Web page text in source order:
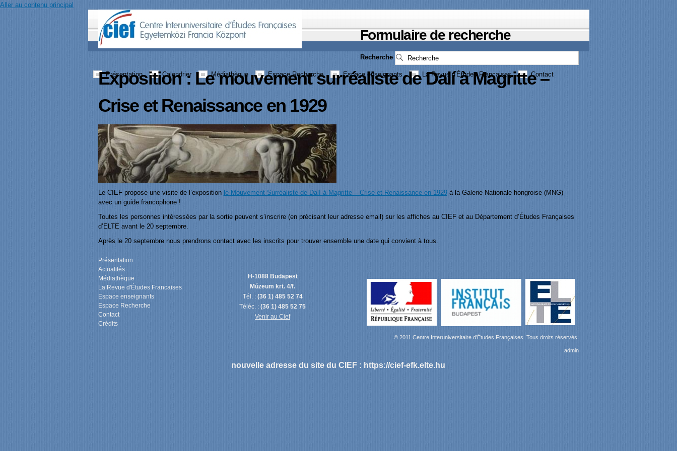
Aller au contenu principal
Formulaire de recherche
Recherche
Présentation Calendrier Médiathèque Espace Recherche Espace enseignants La Revue d'Études Francaises Contact
Exposition : Le mouvement surréaliste de Dalí à Magritte –
Crise et Renaissance en 1929
Le CIEF propose une visite de l’exposition le Mouvement Surréaliste de Dalí à Magritte – Crise et Renaissance en 1929à la Galerie Nationale hongroise (MNG)
avec un guide francophone !
Toutes les personnes intéressées par la sortie peuvent s’inscrire (en précisant leur adresse email) sur les affiches au CIEF et au Département d’Études Françaises
d’ELTE avant le 20 septembre.
Après le 20 septembre nous prendrons contact avec les inscrits pour trouver ensemble une date qui convient à tous.
Présentation
Actualités
Médiathèque
La Revue d'Études Francaises
Espace enseignants
Espace Recherche
Contact
Crédits
H-1088 Budapest
Múzeum krt. 4/f.
Tél. : (36 1) 485 52 74
Téléc. : (36 1) 485 52 75
Venir au Cief
© 2011 Centre Interuniversitaire d’Études Françaises. Tous droits réservés.
admin
nouvelle adresse du site du CIEF : https://cief-efk.elte.hu